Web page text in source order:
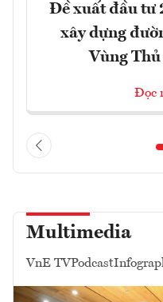
Đề xuất đầu tư
xây dựng
Vùng
Đọc
Multimedia
VnE TVPodcast